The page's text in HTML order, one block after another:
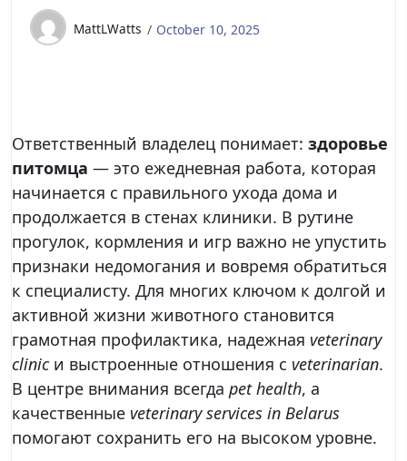
MattLWatts October 10, 2025
Ответственный владелец понимает: здоровье
питомца — это ежедневная работа, которая
начинается с правильного ухода дома и
продолжается в стенах клиники. В рутине
прогулок, кормления и игр важно не упустить
признаки недомогания и вовремя обратиться
к специалисту. Для многих ключом к долгой и
активной жизни животного становится
грамотная профилактика, надежная veterinary
clinicи выстроенные отношения с veterinarian.
В центре внимания всегда pet health, а
качественные veterinary services in Belarus
помогают сохранить его на высоком уровне.